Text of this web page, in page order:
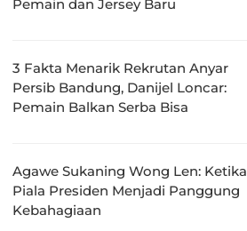
Pemain dan Jersey Baru
3 Fakta Menarik Rekrutan Anyar
Persib Bandung, Danijel Loncar:
Pemain Balkan Serba Bisa
Agawe Sukaning Wong Len: Ketika
Piala Presiden Menjadi Panggung
Kebahagiaan